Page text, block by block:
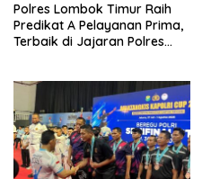
Polres Lombok Timur Raih
Predikat A Pelayanan Prima,
Terbaik di Jajaran Polres